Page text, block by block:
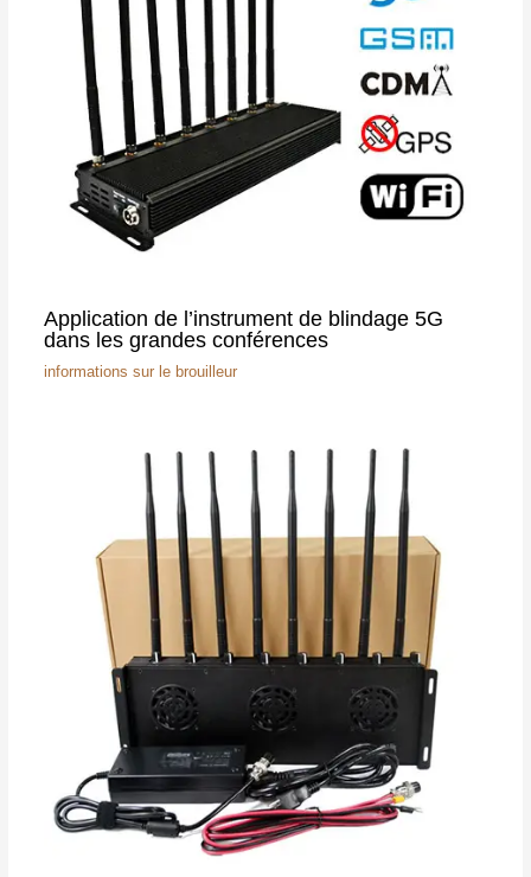
Application de l’instrument de blindage 5G
dans les grandes conférences
informations sur le brouilleur